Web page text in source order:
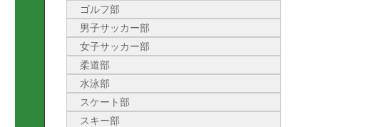
ゴルフ部
男子サッカー部
女子サッカー部
柔道部
水泳部
スケート部
スキー部